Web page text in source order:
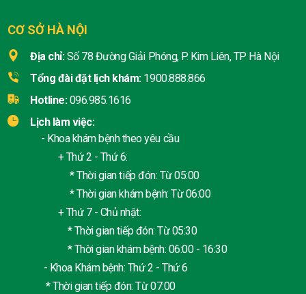
CƠ SỞ HÀ NỘI
Địa chỉ: Số 78 Đường Giải Phóng, P. Kim Liên, TP Hà Nội
Tổng đài đặt lịch khám: 1900.888.866
Hotline: 096.985.1616
Lịch làm việc:
- Khoa khám bệnh theo yêu cầu
+ Thứ 2 - Thứ 6:
* Thời gian tiếp đón: Từ 05:00
* Thời gian khám bệnh: Từ 06:00
+ Thứ 7 - Chủ nhật:
* Thời gian tiếp đón: Từ 05:30
* Thời gian khám bệnh: 06:00 - 16:30
- Khoa Khám bệnh: Thứ 2 - Thứ 6
* Thời gian tiếp đón: Từ 07:00